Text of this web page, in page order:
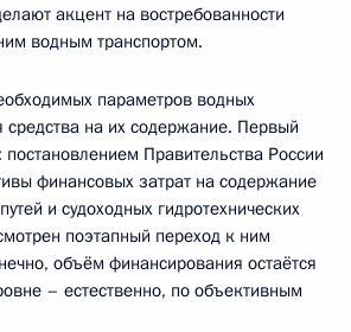
акцент на востребованности
водным транспортом.
параметров водных
средства на их содержание. Первый
Правительства России
финансовых затрат на содержание
и судоходных гидротехнических
поэтапный переход к ним
объём финансирования остаётся
– естественно, по объективным